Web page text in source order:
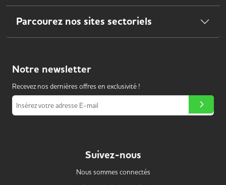
Parcourez nos sites sectoriels
Notre newsletter
Recevez nos dernières offres en exclusivité !
Insérez votre adresse E-mail
Suivez-nous
Nous sommes connectés